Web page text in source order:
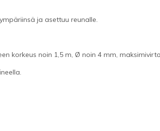
ja asettuu reunalle.
korkeus noin 1,5 m, Ø noin 4 mm,